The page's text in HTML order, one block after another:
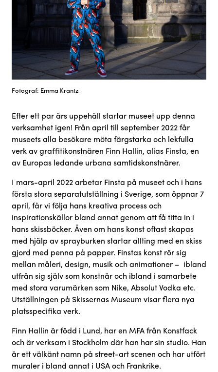
Fotograf: Emma Krantz
Efter ett par års uppehåll startar museet upp denna
verksamhet igen! Från april till september 2022 får
museets alla besökare möta färgstarka och lekfulla
verk av graffitikonstnären Finn Hallin, alias Finsta, en
av Europas ledande urbana samtidskonstnärer.
I mars-april 2022 arbetar Finsta på museet och i hans
första stora separatutställning i Sverige, som öppnar 7
april, får vi följa hans kreativa process och
inspirationskällor bland annat genom att få titta in i
hans skissböcker. Även om hans konst oftast skapas
med hjälp av sprayburken startar allting med en skiss
gjord med penna på papper. Finstas konst rör sig
mellan måleri, design, musik och animationer – ibland
utfrån sig själv som konstnär och ibland i samarbete
med stora varumärken som Nike, Absolut Vodka etc.
Utställningen på Skissernas Museum visar flera nya
platsspecifika verk.
Finn Hallin är född i Lund, har en MFA från Konstfack
och är verksam i Stockholm där han har sin studio. Han
är ett välkänt namn på street-art scenen och har utfört
muraler i bland annat i USA och Frankrike.